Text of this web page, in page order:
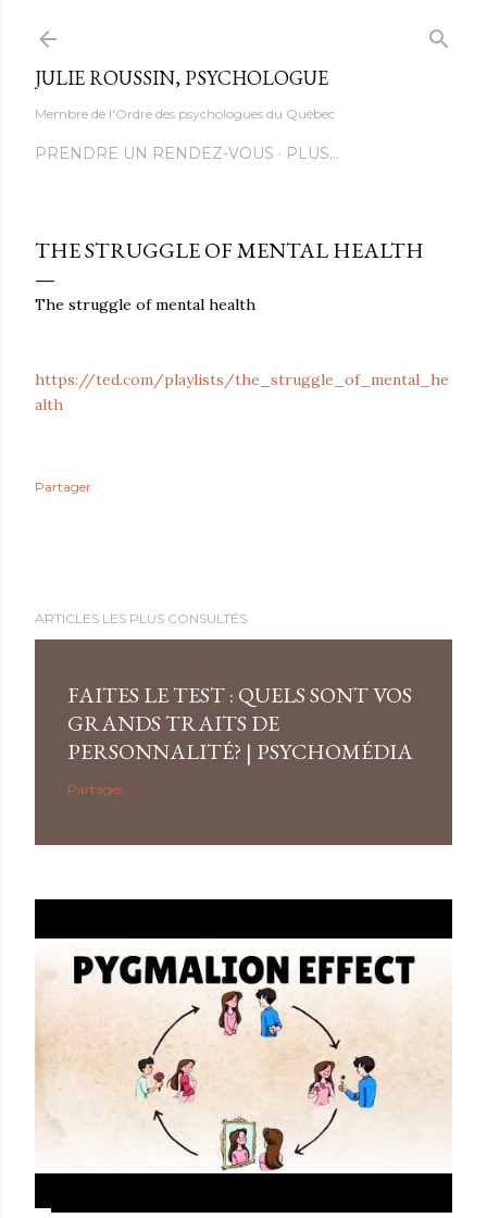
JULIE ROUSSIN, PSYCHOLOGUE
Membre de l'Ordre des psychologues du Québec
PRENDRE UN RENDEZ-VOUS PLUS…
THE STRUGGLE OF MENTAL HEALTH
The struggle of mental health
https://ted.com/playlists/the_struggle_of_mental_he
alth
Partager
ARTICLES LES PLUS CONSULTÉS
FAITES LE TEST : QUELS SONT VOS
GRANDS TRAITS DE
PERSONNALITÉ? | PSYCHOMÉDIA
Partager